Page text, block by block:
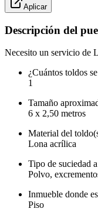
Aplicar
Descripción del
Necesito un servicio de
¿Cuántos toldos
1
Tamaño
6 x 2,50 metros
Material del
Lona acrílica
Tipo de suciedad
Polvo,
Inmueble donde
Piso